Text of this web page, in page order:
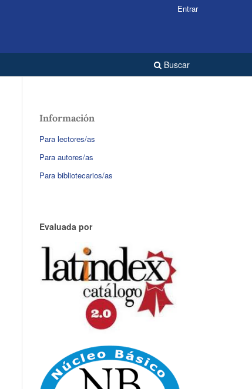
Buscar
Entrar
Información
Para lectores/as
Para autores/as
Para bibliotecarios/as
Evaluada por